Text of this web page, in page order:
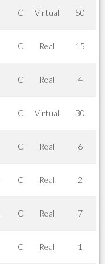
C Virtual 50
C Real 15
C Real 4
C Virtual 30
C Real 6
C Real 2
C Real 7
C Real 1